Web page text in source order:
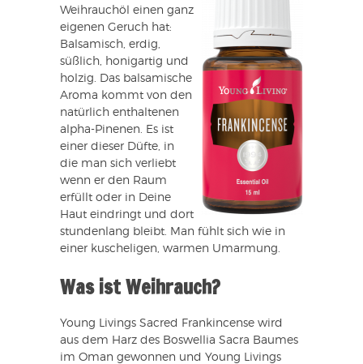
Weihrauchöl einen ganz
eigenen Geruch hat:
Balsamisch, erdig,
süßlich, honigartig und
holzig. Das balsamische
Aroma kommt von den
natürlich enthaltenen
alpha-Pinenen. Es ist
einer dieser Düfte, in
die man sich verliebt
wenn er den Raum
erfüllt oder in Deine
Haut eindringt und dort
stundenlang bleibt. Man fühlt sich wie in
einer kuscheligen, warmen Umarmung.
Was ist Weihrauch?
Young Livings Sacred Frankincense wird
aus dem Harz des Boswellia Sacra Baumes
im Oman gewonnen und Young Livings